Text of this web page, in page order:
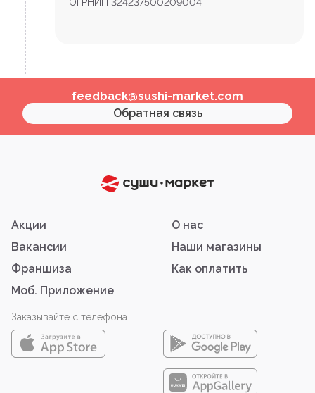
feedback@sushi-market.com
Обратная связь
Акции
О нас
Вакансии
Наши магазины
Франшиза
Как оплатить
Моб. Приложение
Заказывайте с телефона